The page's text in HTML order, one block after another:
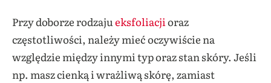
Przy doborze rodzaju eksfoliacji oraz
częstotliwości, należy mieć oczywiście na
względzie między innymi typ oraz stan skóry. Jeśli
np. masz cienką i wrażliwą skórę, zamiast